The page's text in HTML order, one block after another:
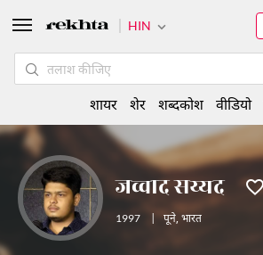
जव्वाद सय्यद
1997 पूने, भारत
HIN
शायर शेर शब्दकोश वीडियो